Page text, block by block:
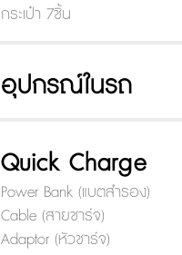
กระเป๋า 7ชิ้น
อุปกรณ์ในรถ
Quick Charge
Power Bank (แบตสำรอง)
Cable (สายชาร์จ)
Adaptor (หัวชาร์จ)